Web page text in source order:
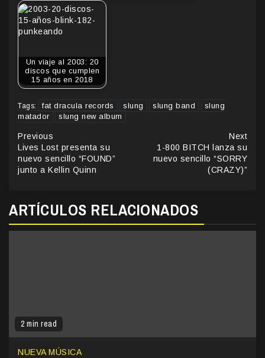
Un viaje al 2003: 20
discos que cumplen
15 años en 2018
Tags: fat dracula records slung slung band
slung
matador
slung new album
Continue
Reading
Previous
Lives Lost presenta su
nuevo sencillo “FOUND”
junto a Kellin Quinn
Next
1-800 BITCH lanza su
nuevo sencillo “SORRY
(CRAZY)”
ARTÍCULOS RELACIONADOS
2 min read
NUEVA MÚSICA